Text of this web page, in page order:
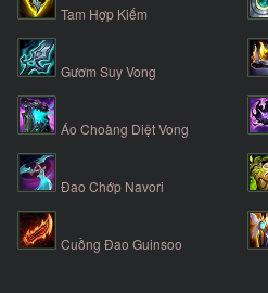
Tam Hợp Kiếm
Gươm Suy Vong
Áo Choàng Diệt Vong
Đao Chớp Navori
Cuồng Đao Guinsoo